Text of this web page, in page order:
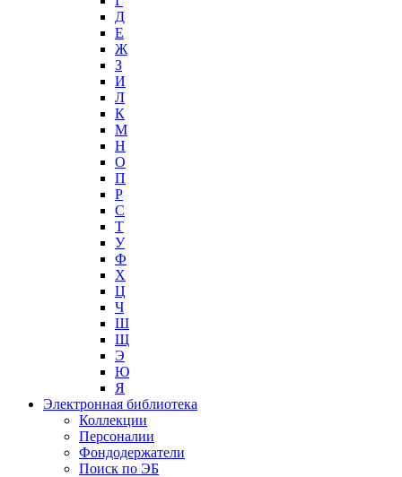
Д
Е
Ж
З
И
Л
К
М
Н
О
П
Р
С
Т
У
Ф
Х
Ц
Ч
Ш
Щ
Э
Ю
Я
Электронная библиотека
Коллекции
Персоналии
Фондодержатели
Поиск по ЭБ